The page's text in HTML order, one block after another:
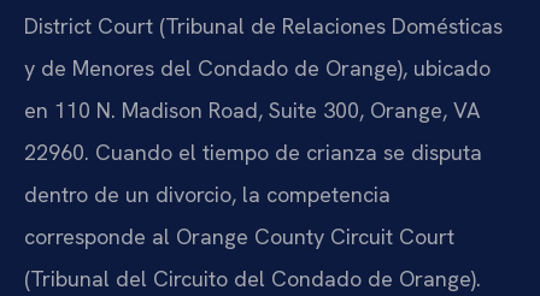
District Court (Tribunal de Relaciones Domésticas
y de Menores del Condado de Orange), ubicado
en 110 N. Madison Road, Suite 300, Orange, VA
22960. Cuando el tiempo de crianza se disputa
dentro de un divorcio, la competencia
corresponde al Orange County Circuit Court
(Tribunal del Circuito del Condado de Orange).